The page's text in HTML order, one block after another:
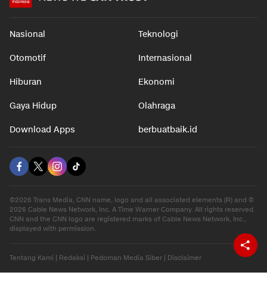
Nasional Teknologi
Otomotif Internasional
Hiburan Ekonomi
Gaya Hidup Olahraga
Download Apps berbuatbaik.id
©2026 Trans Media, CNN name, logo and all associated elements (R) and ©
2026 Cable News Network, Inc. A Time Warner Company. All rights reserved.
CNN and the CNN logo are registered marks of Cable News Network, Inc.,
displayed with permission.
Tentang Kami Redaksi Pedoman Media Siber Disclaimer